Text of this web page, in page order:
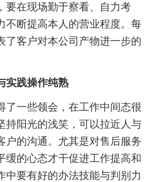
要在现场勤于察看、自力考
不断提高本人的营业程度。每
了客户对本公司产物进一步的
实践操作纯熟
了一些领会，在工作中间态很
持阳光的浅笑，可以拉近人与
户的沟通。尤其是对售后服务
缓的心态才干促进工作提高和
中要有好的办法技能与判别力